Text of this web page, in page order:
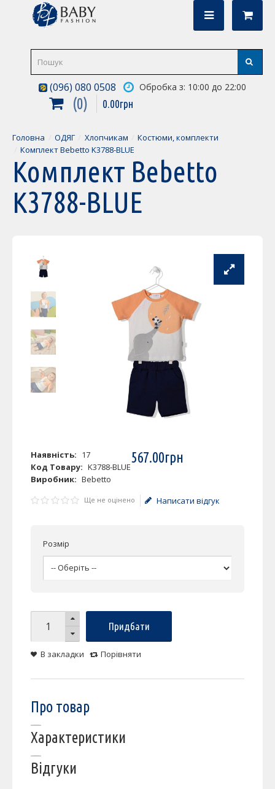
(096) 080 0508 Обробка з: 10:00 до 22:00
0 0.00грн
Головна ОДЯГ Хлопчикам
Костюми, комплекти
Комплект Bebetto K3788-BLUE
Комплект Bebetto
K3788-BLUE
Наявність: 17
Код Товару: K3788-BLUE
Виробник: Bebetto
567.00грн
Ще не оцінено Написати відгук
Розмір
Придбати
В закладки Порівняти
Про товар
Характеристики
Відгуки